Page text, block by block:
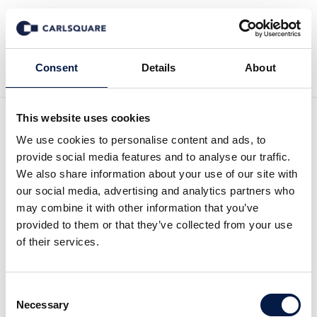
Consent Details About
This website uses cookies
We use cookies to personalise content and ads, to
provide social media features and to analyse our traffic.
We also share information about your use of our site with
our social media, advertising and analytics partners who
may combine it with other information that you’ve
provided to them or that they’ve collected from your use
of their services.
Selection
Necessary
Zurück zur Deal History
Carlsquare hat MRA beim
Teilverkauf an Terras
(AUCTUS-backed) beraten
Carlsquare hat Herrn Steffen Seidler,